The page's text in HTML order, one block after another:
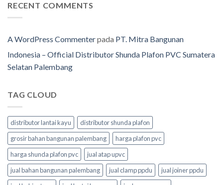
RECENT COMMENTS
A WordPress Commenterpada PT. Mitra Bangunan
Indonesia – Official Distributor Shunda Plafon PVC Sumatera
Selatan Palembang
TAG CLOUD
distributor lantai kayu
distributor shunda plafon
grosir bahan bangunan palembang
harga plafon pvc
harga shunda plafon pvc
jual atap upvc
jual bahan bangunan palembang
jual clamp ppdu
jual joiner ppdu